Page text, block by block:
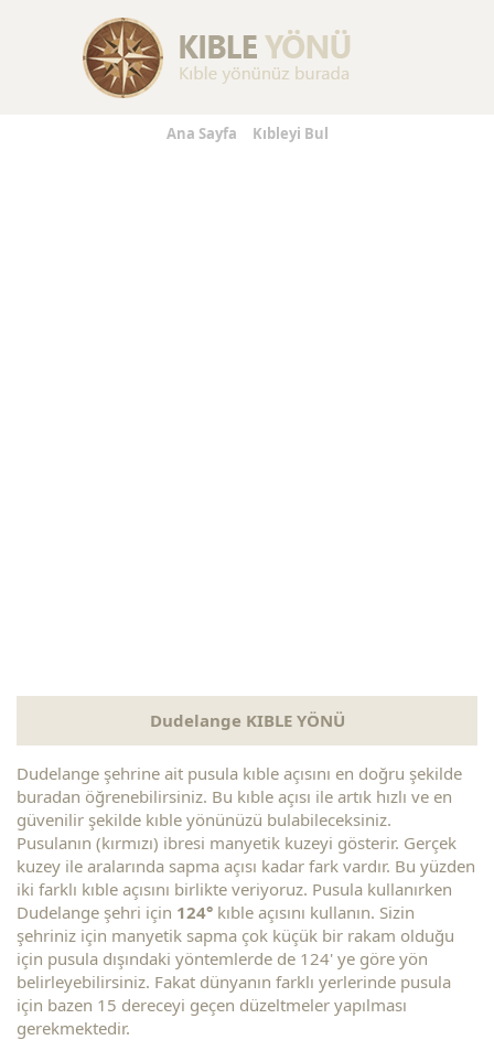
Replica Handbags
Ana Sayfa Kıbleyi Bul
Dudelange KIBLE YÖNÜ
Dudelange şehrine ait pusula kıble açısını en doğru şekilde
buradan öğrenebilirsiniz. Bu kıble açısı ile artık hızlı ve en
güvenilir şekilde kıble yönünüzü bulabileceksiniz.
Pusulanın (kırmızı) ibresi manyetik kuzeyi gösterir. Gerçek
kuzey ile aralarında sapma açısı kadar fark vardır. Bu yüzden
iki farklı kıble açısını birlikte veriyoruz. Pusula kullanırken
Dudelange şehri için 124° kıble açısını kullanın. Sizin
şehriniz için manyetik sapma çok küçük bir rakam olduğu
için pusula dışındaki yöntemlerde de 124' ye göre yön
belirleyebilirsiniz. Fakat dünyanın farklı yerlerinde pusula
için bazen 15 dereceyi geçen düzeltmeler yapılması
gerekmektedir.